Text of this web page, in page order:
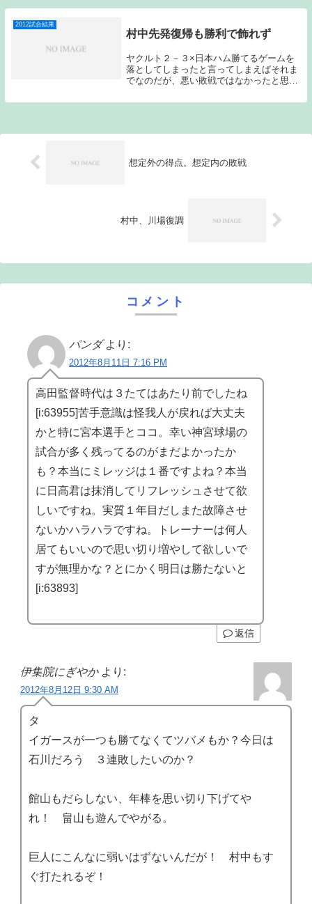
はこれからの球界を長く背負える選手にな
2012試合結果
村中先発復帰も勝利で飾れず
ヤクルト２－３×日本ハム勝てるゲームを
落としてしまったと言ってしまえばそれま
でなのだが、悪い敗戦ではなかったと思
に持ち込まなければならない。先発は、ヤ
想定外の得点。想定内の敗戦
村中、川場復調
コメント
パンダ より:
2012年8月11日 7:16 PM
高田監督時代は３たてはあたり前でしたね
[i:63955]苦手意識は怪我人が戻れば大丈夫
かと特に宮本選手とココ。幸い神宮球場の
試合が多く残ってるのがまだよかったか
も？本当にミレッジは１番ですよね？本当
に日高君は抹消してリフレッシュさせて欲
しいですね。実質１年目だしまた故障させ
ないかハラハラですね。トレーナーは何人
居てもいいので思い切り増やして欲しいで
すが無理かな？とにかく明日は勝たないと
[i:63893]
返信
伊集院にぎやか より:
2012年8月12日 9:30 AM
タ
イガースが一つも勝てなくてツバメもか？今日は
石川だろう ３連敗したいのか？
館山もだらしない、年棒を思い切り下げてや
れ！ 畠山も遊んでやがる。
巨人にこんなに弱いはずないんだが！ 村中もす
ぐ打たれるぞ！